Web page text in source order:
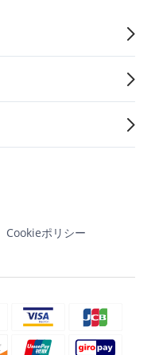
Cookieポリシー